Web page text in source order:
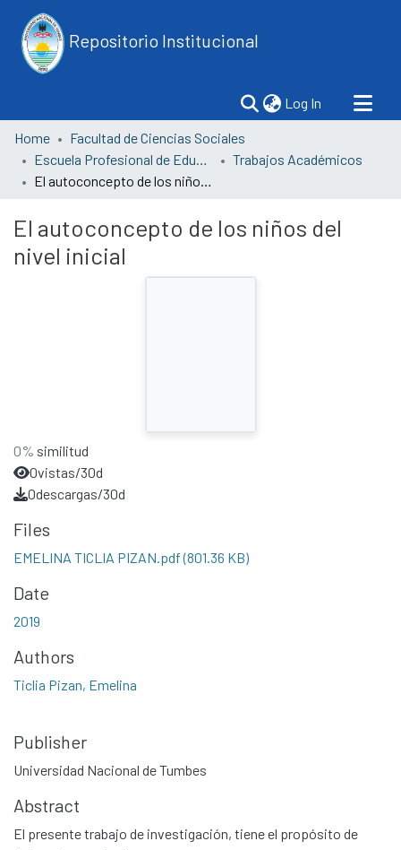
Repositorio Institucional
Log In (current)
Home
Facultad de Ciencias Sociales
Escuela Profesional de Educación
Trabajos Académicos
El autoconcepto de los niños del nivel inicial
El autoconcepto de los niños del
nivel inicial
0% similitud
0vistas/30d
0descargas/30d
Files
EMELINA TICLIA PIZAN.pdf(801.36 KB)
Date
2019
Authors
Ticlia Pizan, Emelina
Publisher
Universidad Nacional de Tumbes
Abstract
El presente trabajo de investigación, tiene el propósito de